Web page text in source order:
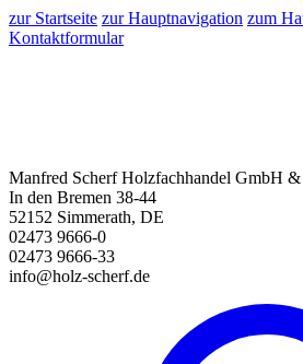
zur Startseite zur Hauptnavigation zum
Kontaktformular
Manfred Scherf Holzfachhandel GmbH
In den Bremen 38-44
52152 Simmerath, DE
02473 9666-0
02473 9666-33
info@holz-scherf.de